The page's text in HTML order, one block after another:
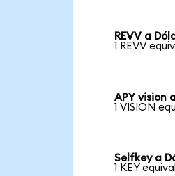
REVV a
1 REVV
APY vision
1 VISION
Selfkey a
1 KEY